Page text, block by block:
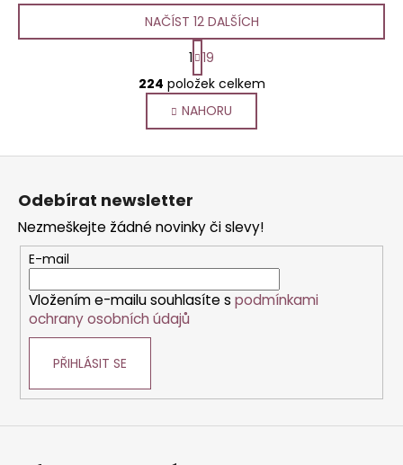
O
v
l
á
d
p
r
v
k
y
u
NAČÍST 12 DALŠÍCH
S
t
r
á
n
k
1 19
224 položek celkem
NAHORU
Z
Odebírat newsletter
Nezmeškejte žádné novinky či slevy!
E-mail
Vložením e-mailu souhlasíte s podmínkami
ochrany osobních údajů
PŘIHLÁSIT SE